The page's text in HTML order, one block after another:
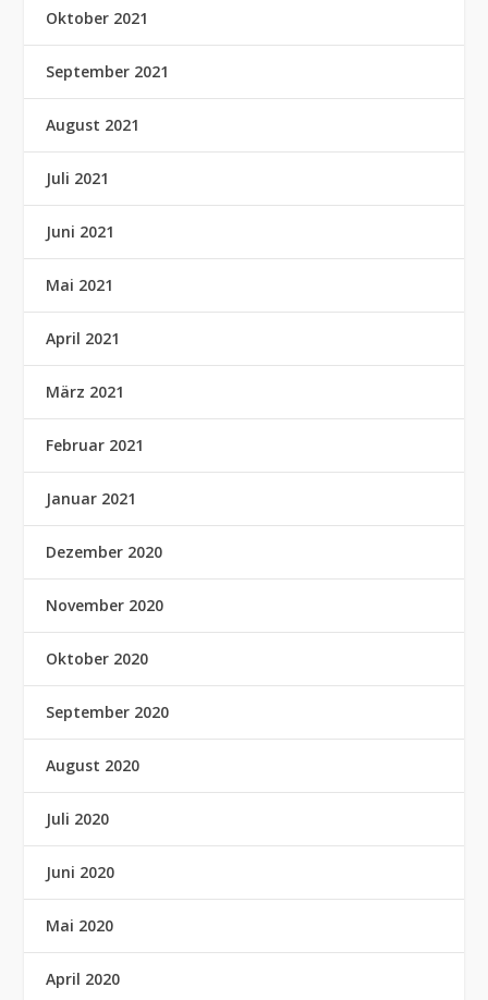
Oktober 2021
September 2021
August 2021
Juli 2021
Juni 2021
Mai 2021
April 2021
März 2021
Februar 2021
Januar 2021
Dezember 2020
November 2020
Oktober 2020
September 2020
August 2020
Juli 2020
Juni 2020
Mai 2020
April 2020